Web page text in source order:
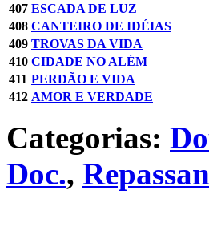
407 ESCADA DE LUZ
408 CANTEIRO DE IDÉIAS
409 TROVAS DA VIDA
410 CIDADE NO ALÉM
411 PERDÃO E VIDA
412 AMOR E VERDADE
Categorias:
Doc.,